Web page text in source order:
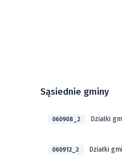
Sąsiednie gminy
060908_2 Działki
060912_2 Działki